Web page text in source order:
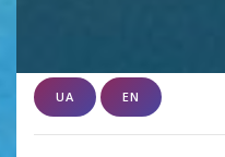
UA EN